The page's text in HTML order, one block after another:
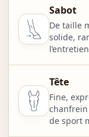
Sabot
De taille
solide,
Tête
Fine,
de sport